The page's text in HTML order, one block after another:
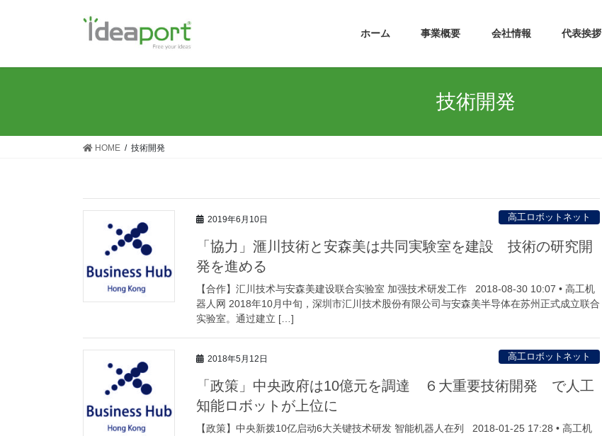
ホーム 事業概要 会社情報 代表挨拶
技術開発
HOME 技術開発
2019年6月10日 高工ロボットネット
「協力」滙川技術と安森美は共同実験室を建設 技術の研究開
発を進める
【合作】汇川技术与安森美建设联合实验室 加强技术研发工作 2018-08-30 10:07 • 高工机
器人网 2018年10月中旬，深圳市汇川技术股份有限公司与安森美半导体在苏州正式成立联合
实验室。通过建立 […]
2018年5月12日 高工ロボットネット
「政策」中央政府は10億元を調達 ６大重要技術開発 で人工
知能ロボットが上位に
【政策】中央新拨10亿启动6大关键技术研发 智能机器人在列 2018-01-25 17:28 • 高工机